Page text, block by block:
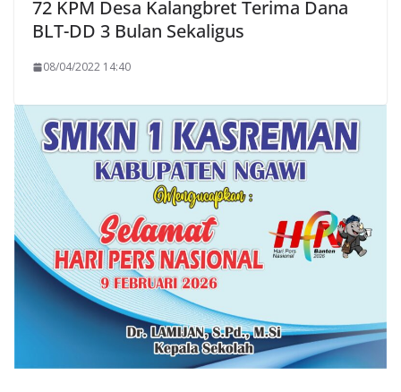
72 KPM Desa Kalangbret Terima Dana
BLT-DD 3 Bulan Sekaligus
08/04/2022 14:40